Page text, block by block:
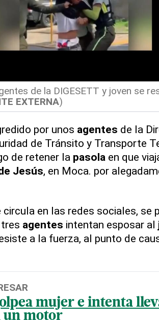
de la DIGESETT y joven se
EXTERNA)
por unos agentes de la
de Tránsito y Transporte
de retener la pasola en que
Jesús, en Moca. por
circula en las redes sociales, se
agentes intentan esposar al
a la fuerza, al punto de
mujer e intenta
un motor